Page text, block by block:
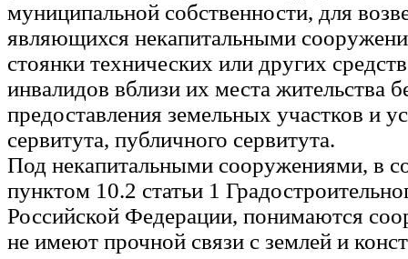
муниципальной собственности, для
являющихся некапитальными
стоянки технических или других
инвалидов вблизи их места жительства
предоставления земельных участков и
сервитута, публичного сервитута.
Под некапитальными сооружениями, в
пунктом 10.2 статьи 1
Российской Федерации, понимаются
не имеют прочной связи с землей и